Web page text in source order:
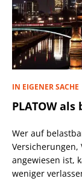
IN EIGENER SACHE
PLATOW
Wer auf
Versicherungen,
angewiesen ist,
weniger